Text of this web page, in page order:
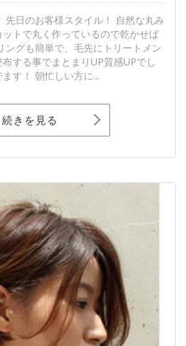
先日のお客様スタイル！ 自然な丸み
トで丸く作っているので乾かせば
ングも簡単で、毛先にトリートメン
する事でまとまりUP質感UPでし
す！ 朝忙しい方に...
続きを見る